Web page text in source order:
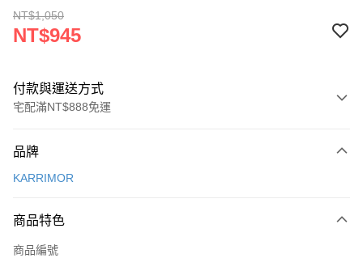
NT$1,050
NT$945
付款與運送方式
宅配滿NT$888免運
信用卡一次付款
悠遊付
AFTEE先享後付
品牌
KARRIMOR
商品特色
商品編號